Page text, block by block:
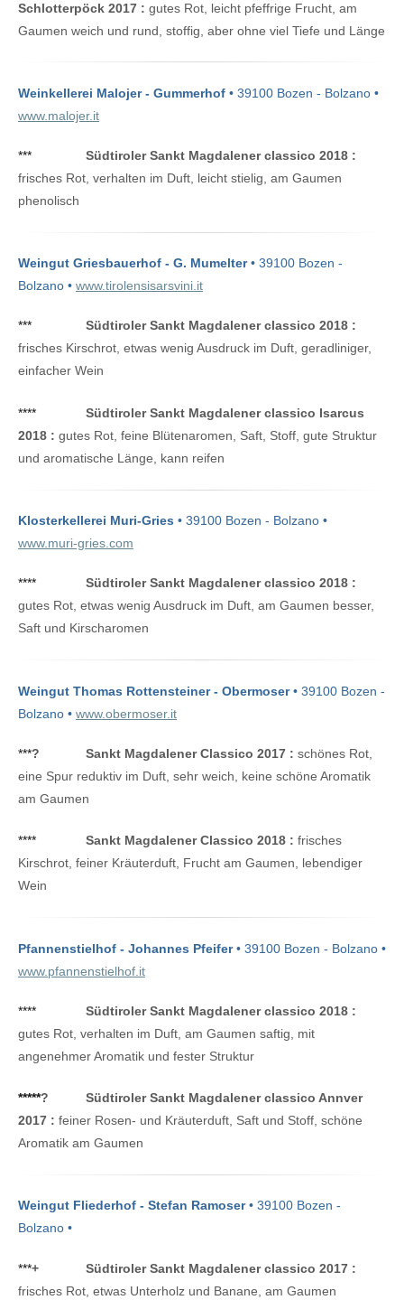
Schlotterpöck 2017 : gutes Rot, leicht pfeffrige Frucht, am
Gaumen weich und rund, stoffig, aber ohne viel Tiefe und Länge
Weinkellerei Malojer - Gummerhof • 39100 Bozen - Bolzano •
www.malojer.it
***
Südtiroler Sankt Magdalener classico 2018 :
frisches Rot, verhalten im Duft, leicht stielig, am Gaumen
phenolisch
Weingut Griesbauerhof - G. Mumelter• 39100 Bozen -
Bolzano • www.tirolensisarsvini.it
***
Südtiroler Sankt Magdalener classico 2018 :
frisches Kirschrot, etwas wenig Ausdruck im Duft, geradliniger,
einfacher Wein
****
Südtiroler Sankt Magdalener classico Isarcus
2018 : gutes Rot, feine Blütenaromen, Saft, Stoff, gute Struktur
und aromatische Länge, kann reifen
Klosterkellerei Muri-Gries • 39100 Bozen - Bolzano •
www.muri-gries.com
****
Südtiroler Sankt Magdalener classico 2018 :
gutes Rot, etwas wenig Ausdruck im Duft, am Gaumen besser,
Saft und Kirscharomen
Weingut Thomas Rottensteiner - Obermoser• 39100 Bozen -
Bolzano • www.obermoser.it
***? Sankt Magdalener Classico 2017 : schönes Rot,
eine Spur reduktiv im Duft, sehr weich, keine schöne Aromatik
am Gaumen
**** Sankt Magdalener Classico 2018 : frisches
Kirschrot, feiner Kräuterduft, Frucht am Gaumen, lebendiger
Wein
Pfannenstielhof - Johannes Pfeifer• 39100 Bozen - Bolzano •
www.pfannenstielhof.it
****
Südtiroler Sankt Magdalener classico 2018 :
gutes Rot, verhalten im Duft, am Gaumen saftig, mit
angenehmer Aromatik und fester Struktur
*****?
Südtiroler Sankt Magdalener classico Annver
2017 : feiner Rosen- und Kräuterduft, Saft und Stoff, schöne
Aromatik am Gaumen
Weingut Fliederhof - Stefan Ramoser• 39100 Bozen -
Bolzano •
***+
Südtiroler Sankt Magdalener classico 2017 :
frisches Rot, etwas Unterholz und Banane, am Gaumen